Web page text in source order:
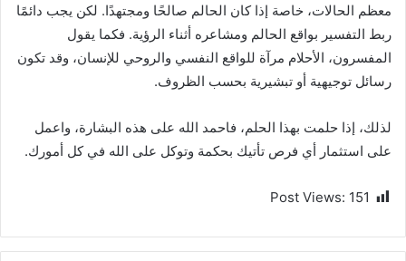
معظم الحالات، خاصة إذا كان الحالم صالحًا ومجتهدًا. لكن يجب دائمًا
ربط التفسير بواقع الحالم ومشاعره أثناء الرؤية. فكما يقول
المفسرون، الأحلام مرآة للواقع النفسي والروحي للإنسان، وقد تكون
رسائل توجيهية أو تبشيرية بحسب الظروف.
لذلك، إذا حلمت بهذا الحلم، فاحمد الله على هذه البشارة، واعمل
على استثمار أي فرص تأتيك بحكمة وتوكل على الله في كل أمورك.
Post Views: 151